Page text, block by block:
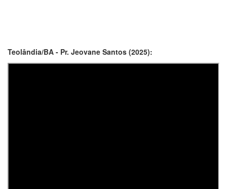
Teolândia/BA - Pr. Jeovane Santos (2025):